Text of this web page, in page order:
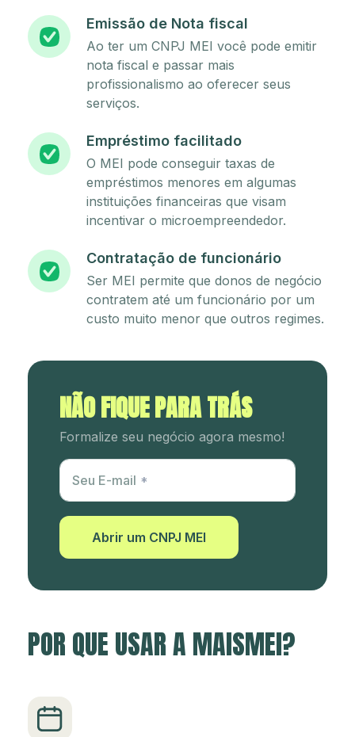
Emissão de Nota fiscal
Ao ter um CNPJ MEI você pode emitir
nota fiscal e passar mais
profissionalismo ao oferecer seus
serviços.
Empréstimo facilitado
O MEI pode conseguir taxas de
empréstimos menores em algumas
instituições financeiras que visam
incentivar o microempreendedor.
Contratação de funcionário
Ser MEI permite que donos de negócio
contratem até um funcionário por um
custo muito menor que outros regimes.
NÃO FIQUE PARA TRÁS
Formalize seu negócio agora mesmo!
Utm Content
Seu E-mail
Abrir um CNPJ MEI
POR QUE USAR A MAISMEI?